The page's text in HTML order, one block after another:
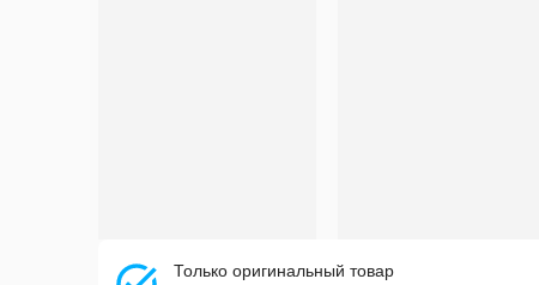
Только оригинальный товар